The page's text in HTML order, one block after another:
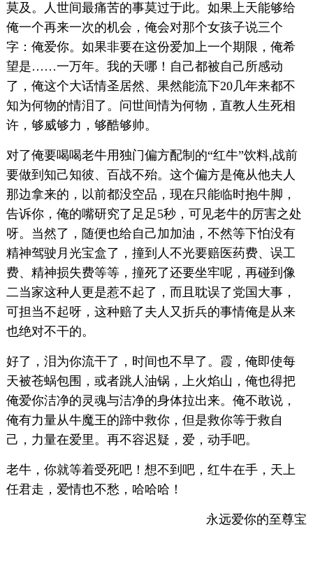
莫及。人世间最痛苦的事莫过于此。如果上天能够给
俺一个再来一次的机会，俺会对那个女孩子说三个
字：俺爱你。如果非要在这份爱加上一个期限，俺希
望是……一万年。我的天哪！自己都被自己所感动
了，俺这个大话情圣居然、果然能流下20几年来都不
知为何物的情泪了。问世间情为何物，直教人生死相
许，够威够力，够酷够帅。
对了俺要喝喝老牛用独门偏方配制的“红牛”饮料,战前
要做到知己知彼、百战不殆。这个偏方是俺从他夫人
那边拿来的，以前都没空品，现在只能临时抱牛脚，
告诉你，俺的嘴研究了足足5秒，可见老牛的厉害之处
呀。当然了，随便也给自己加加油，不然等下怕没有
精神驾驶月光宝盒了，撞到人不光要赔医药费、误工
费、精神损失费等等，撞死了还要坐牢呢，再碰到像
二当家这种人更是惹不起了，而且耽误了党国大事，
可担当不起呀，这种赔了夫人又折兵的事情俺是从来
也绝对不干的。
好了，泪为你流干了，时间也不早了。霞，俺即使每
天被苍蜗包围，或者跳人油锅，上火焰山，俺也得把
俺爱你洁净的灵魂与洁净的身体拉出来。俺不敢说，
俺有力量从牛魔王的蹄中救你，但是救你等于救自
己，力量在爱里。再不容迟疑，爱，动手吧。
老牛，你就等着受死吧！想不到吧，红牛在手，天上
任君走，爱情也不愁，哈哈哈！
永远爱你的至尊宝